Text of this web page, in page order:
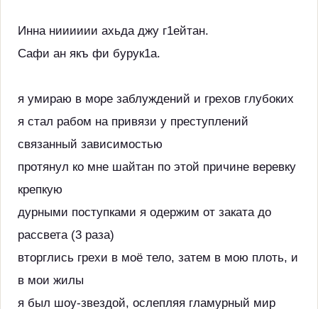
Инна нииииии ахьда джу г1ейтан.
Сафи ан якъ фи бурук1а.
я умираю в море заблуждений и грехов глубоких
я стал рабом на привязи у преступлений
связанный зависимостью
протянул ко мне шайтан по этой причине веревку
крепкую
дурными поступками я одержим от заката до
рассвета (3 раза)
вторглись грехи в моё тело, затем в мою плоть, и
в мои жилы
я был шоу-звездой, ослепляя гламурный мир